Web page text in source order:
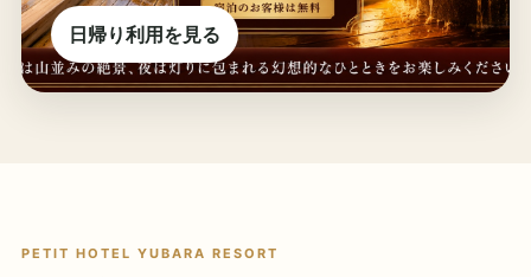
日帰り利用を見る
PETIT HOTEL YUBARA RESORT